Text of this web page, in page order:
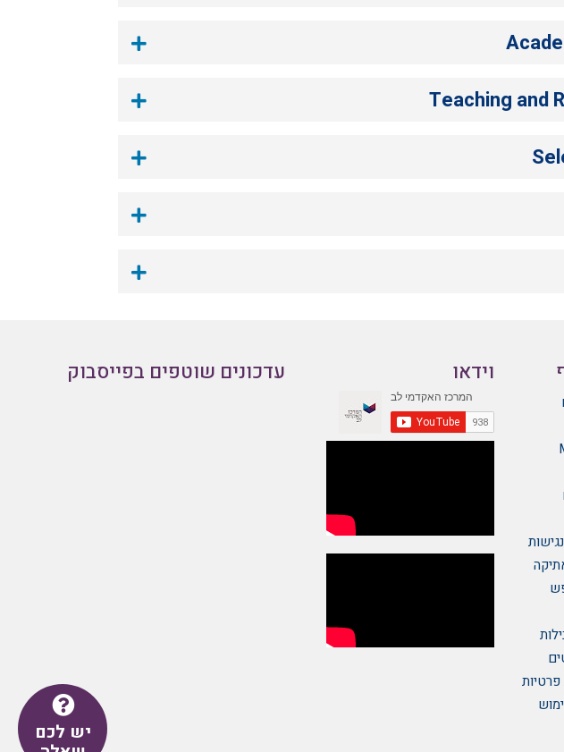
יש לכם
Teaching and
פרטיות
וידאו עדכונים שוטפים בפייסבוק